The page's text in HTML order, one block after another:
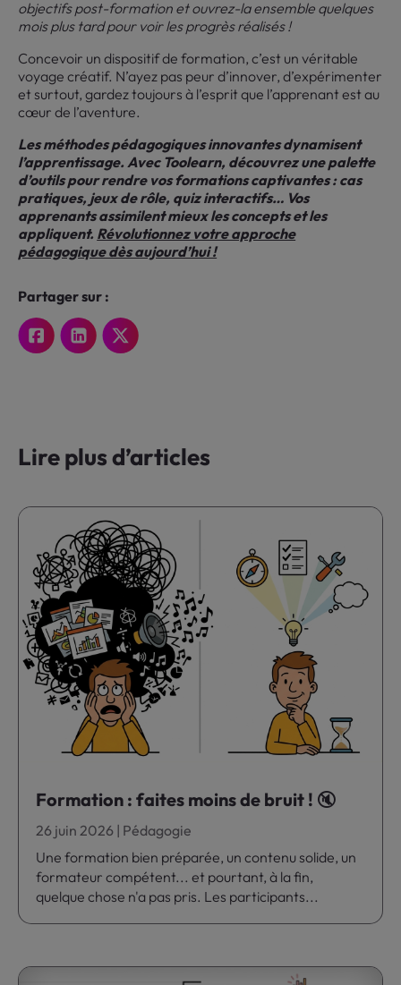
objectifs post-formation et ouvrez-la ensemble quelques
mois plus tard pour voir les progrès réalisés !
Concevoir un dispositif de formation, c’est un véritable
voyage créatif. N’ayez pas peur d’innover, d’expérimenter
et surtout, gardez toujours à l’esprit que l’apprenant est au
cœur de l’aventure.
Les méthodes pédagogiques innovantes dynamisent
l’apprentissage. Avec Toolearn, découvrez une palette
d’outils pour rendre vos formations captivantes : cas
pratiques, jeux de rôle, quiz interactifs… Vos
apprenants assimilent mieux les concepts et les
appliquent. Révolutionnez votre approche
pédagogique dès aujourd’hui !
Partager sur :
Lire plus d’articles
Formation : faites moins de bruit ! 🔇
26 juin 2026 | Pédagogie
Une formation bien préparée, un contenu solide, un
formateur compétent... et pourtant, à la fin,
quelque chose n'a pas pris. Les participants...